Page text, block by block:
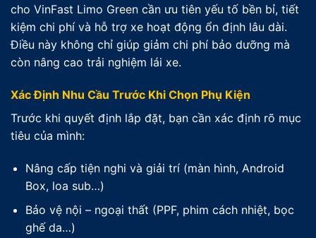
cho VinFast Limo Green cần ưu tiên yếu tố bền bỉ, tiết
kiệm chi phí và hỗ trợ xe hoạt động ổn định lâu dài.
Điều này không chỉ giúp giảm chi phí bảo dưỡng mà
còn nâng cao trải nghiệm lái xe.
Xác Định Nhu Cầu Trước Khi Chọn Phụ Kiện
Trước khi quyết định lắp đặt, bạn cần xác định rõ mục
tiêu của mình:
Nâng cấp tiện nghi và giải trí (màn hình, Android
Box, loa sub…)
Bảo vệ nội – ngoại thất (PPF, phim cách nhiệt, bọc
ghế da…)